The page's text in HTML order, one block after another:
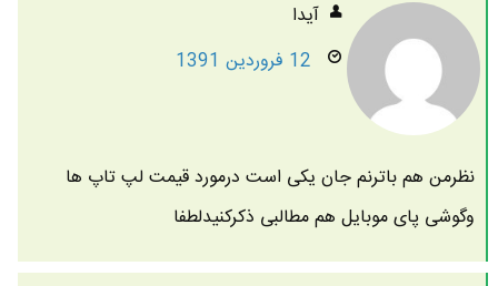
آیدا
12 فروردین 1391
نظرمن هم باترنم جان یکی است درمورد قیمت لپ تاپ ها
وگوشی پای موبایل هم مطالبی ذکرکنیدلطفا